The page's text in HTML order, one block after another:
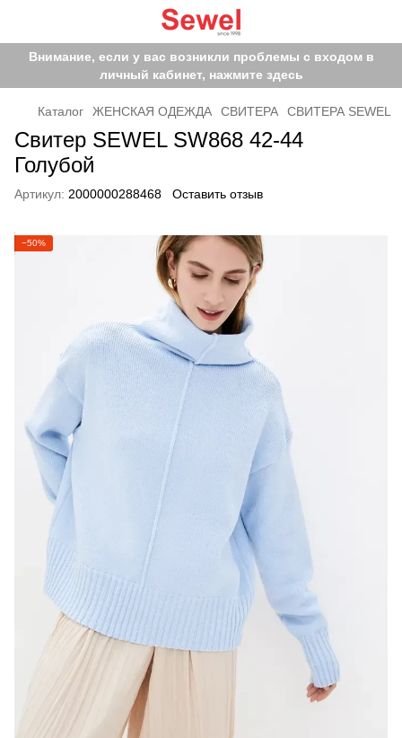
Внимание, если у вас возникли проблемы с входом в
личный кабинет, нажмите здесь
Каталог ЖЕНСКАЯ ОДЕЖДА СВИТЕРА СВИТЕРА SEWEL
Свитер SEWEL SW868 42-44
Голубой
Артикул: 2000000288468 Оставить отзыв
−50%